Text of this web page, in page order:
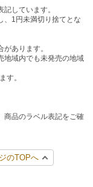
しています。
、1円未満切り捨てとな
あります。
地域内でも未発売の地域
す。
商品のラベル表記をご確
のTOPへ